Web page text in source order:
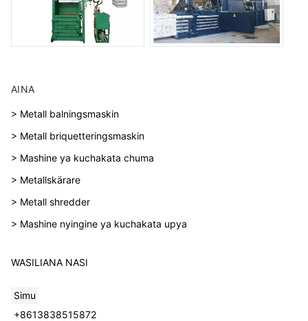
AINA
> Metall balningsmaskin
> Metall briquetteringsmaskin
> Mashine ya kuchakata chuma
> Metallskärare
> Metall shredder
> Mashine nyingine ya kuchakata upya
WASILIANA NASI
Simu
+8613838515872